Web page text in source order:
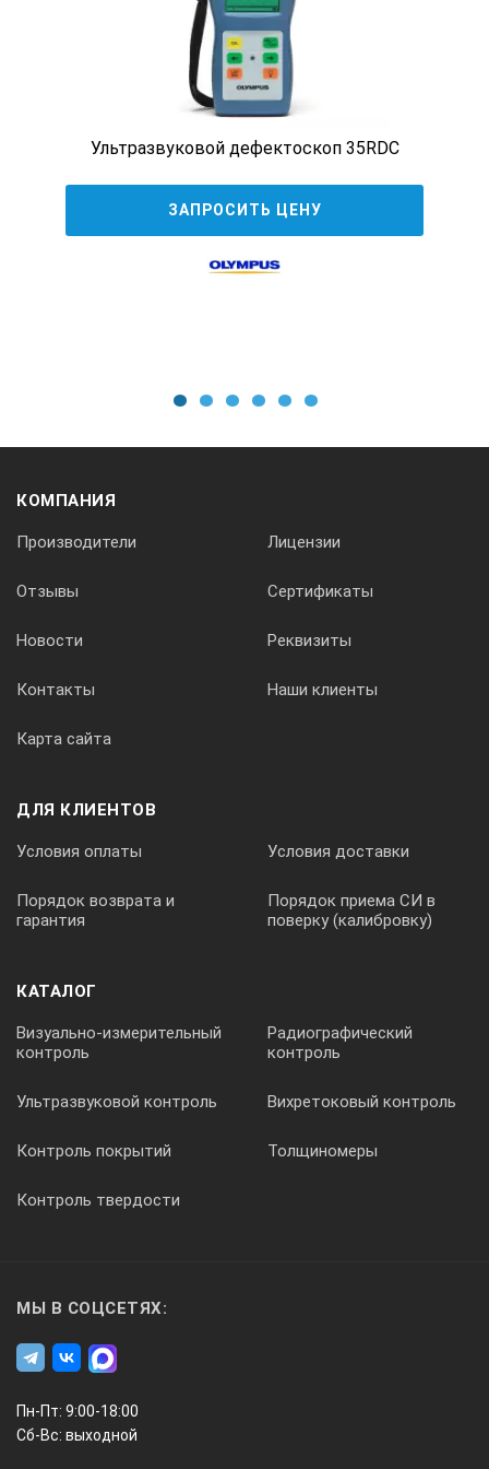
Программа USStudio;
Стандартные образцы СО-2, СО-3;
Комплект поставки №3:
Координатное устройство;
Программа USStudio;
прибора могут быть изменены производителем без
Ультразвуковой дефектоскоп 35RDC
ЗАПРОСИТЬ ЦЕНУ
КОМПАНИЯ
Производители Лицензии
Отзывы Сертификаты
Новости Реквизиты
Контакты Наши клиенты
Карта сайта
ДЛЯ КЛИЕНТОВ
Условия оплаты Условия доставки
Порядок возврата и
гарантия
Порядок приема СИ в
поверку (калибровку)
КАТАЛОГ
Визуально-измерительный
контроль
Радиографический
контроль
Ультразвуковой контроль Вихретоковый контроль
Контроль покрытий Толщиномеры
Контроль твердости
МЫ В СОЦСЕТЯХ:
Пн-Пт: 9:00-18:00
Сб-Вс: выходной